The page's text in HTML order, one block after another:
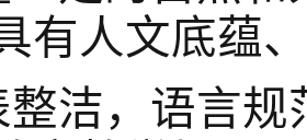
有人文底蕴
整洁，语言